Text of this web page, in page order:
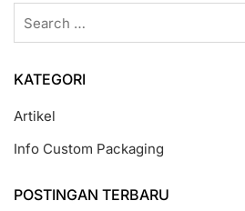
KATEGORI
Artikel
Info Custom Packaging
POSTINGAN TERBARU